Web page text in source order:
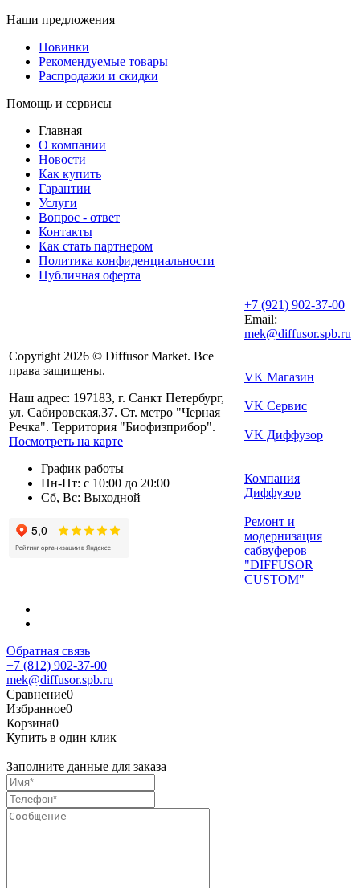
Наши предложения
Новинки
Рекомендуемые товары
Распродажи и скидки
Помощь и сервисы
Главная
О компании
Новости
Как купить
Гарантии
Услуги
Вопрос - ответ
Контакты
Как стать партнером
Политика конфиденциальности
Публичная оферта
Copyright 2026 © Diffusor Market. Все
права защищены.
Наш адрес: 197183, г. Санкт Петербург,
ул. Сабировская,37. Ст. метро "Черная
Речка". Территория "Биофизприбор".
Посмотреть на карте
График работы
Пн-Пт: с 10:00 до 20:00
Сб, Вс: Выходной
+7 (921) 902-37-00
Email:
mek@diffusor.spb.ru
VK Магазин
VK Сервис
VK Диффузор
Компания
Диффузор
Ремонт и
модернизация
сабвуферов
"DIFFUSOR
CUSTOM"
Обратная связь
+7 (812) 902-37-00
mek@diffusor.spb.ru
Сравнение0
Избранное0
Корзина0
Купить в один клик
Заполните данные для заказа